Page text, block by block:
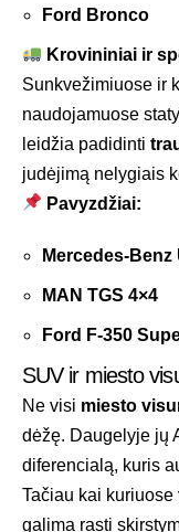
Ford Bronco
Krovininiai ir
Sunkvežimiuose ir
naudojamuose
leidžia padidinti
judėjimą nelygiais
Pavyzdžiai:
Mercedes-Benz
MAN TGS 4×4
Ford F-350
SUV ir miesto
Ne visi miesto
dėžę. Daugelyje jų
diferencialą, kuris
Tačiau kai kuriuose
galima rasti